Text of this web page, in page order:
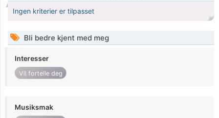
Ingen kriterier er tilpasset
Bli bedre kjent med meg
Interesser
Vil fortelle deg
Musiksmak